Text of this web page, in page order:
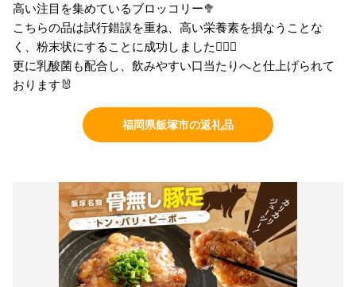
高い注目を集めているブロッコリー🥦
こちらの品は試行錯誤を重ね、高い栄養素を損なうことな
く、粉末状にすることに成功しました🙆🏻‍♀️
更に乳酸菌も配合し、飲みやすい口当たりへと仕上げられて
おります🐰
福岡県飯塚市の返礼品